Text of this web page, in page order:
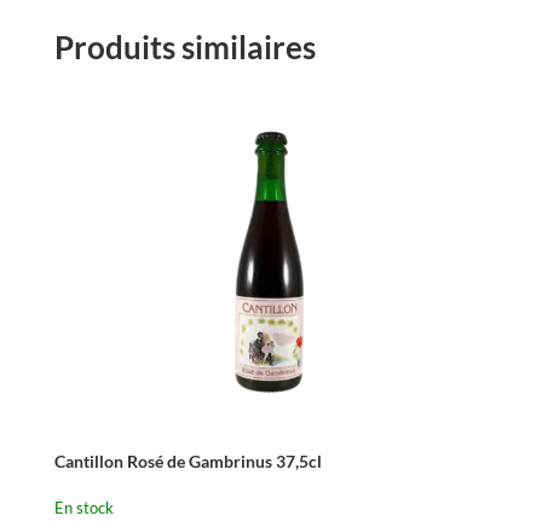
Produits similaires
Cantillon Rosé de Gambrinus 37,5cl
En stock